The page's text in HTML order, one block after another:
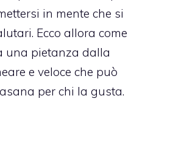
in mente che si
Ecco allora come
una pietanza dalla
e veloce che può
per chi la gusta.